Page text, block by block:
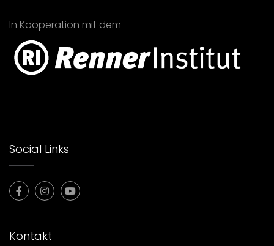
In Kooperation mit dem
Social Links
Kontakt